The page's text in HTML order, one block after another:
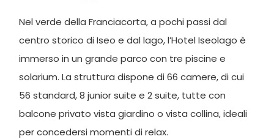
Nel verde della Franciacorta, a pochi passi dal
centro storico di Iseo e dal lago, l’Hotel Iseolago è
immerso in un grande parco con tre piscine e
solarium. La struttura dispone di 66 camere, di cui
56 standard, 8 junior suite e 2 suite, tutte con
balcone privato vista giardino o vista collina, ideali
per concedersi momenti di relax.